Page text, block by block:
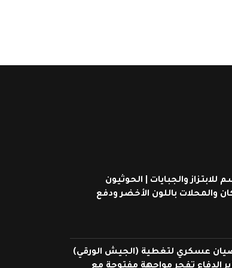
للابتزاز والجبايات | الحوثيون
والمحلات باللون الأخضر ودفع
عسكري لتغطية (الجيش الورقي)
الدفاع تفجر مواجهة مفتوحة مع